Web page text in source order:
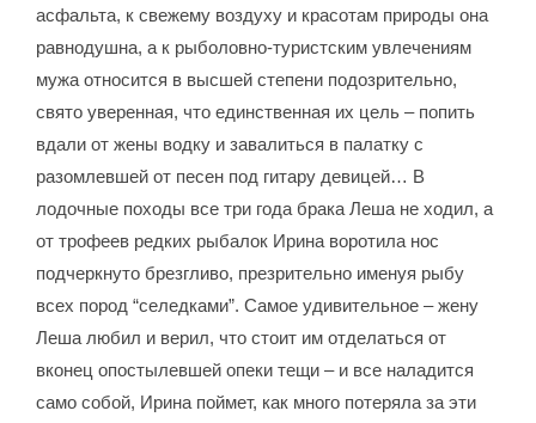
асфальта, к свежему воздуху и красотам природы она
равнодушна, а к рыболовно-туристским увлечениям
мужа относится в высшей степени подозрительно,
свято уверенная, что единственная их цель – попить
вдали от жены водку и завалиться в палатку с
разомлевшей от песен под гитару девицей… В
лодочные походы все три года брака Леша не ходил, а
от трофеев редких рыбалок Ирина воротила нос
подчеркнуто брезгливо, презрительно именуя рыбу
всех пород “селедками”. Самое удивительное – жену
Леша любил и верил, что стоит им отделаться от
вконец опостылевшей опеки тещи – и все наладится
само собой, Ирина поймет, как много потеряла за эти